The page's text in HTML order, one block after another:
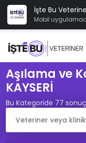
İşte Bu
Mobil
Aşılama ve
KAYSERİ
Bu Kategoride 77